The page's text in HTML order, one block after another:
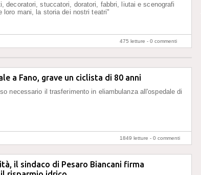
decoratori, stuccatori, doratori, fabbri, liutai e scenografi
loro mani, la storia dei nostri teatri"
475 letture - 0 commenti
a Fano, grave un ciclista di 80 anni
necessario il trasferimento in eliambulanza all'ospedale di
1849 letture - 0 commenti
il sindaco di Pesaro Biancani firma